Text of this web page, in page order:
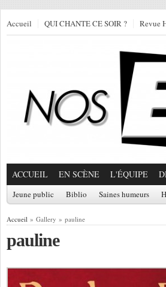
Accueil QUI CHANTE CE SOIR ? Revue
ACCUEIL EN SCÈNE L'ÉQUIPE
Jeune public Biblio Saines humeurs
Accueil » Gallery » pauline
pauline